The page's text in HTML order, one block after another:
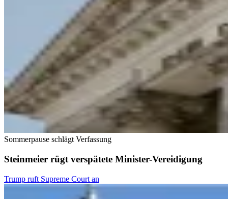
Sommerpause schlägt Verfassung
Steinmeier rügt verspätete Minister-Vereidigung
Trump ruft Supreme Court an